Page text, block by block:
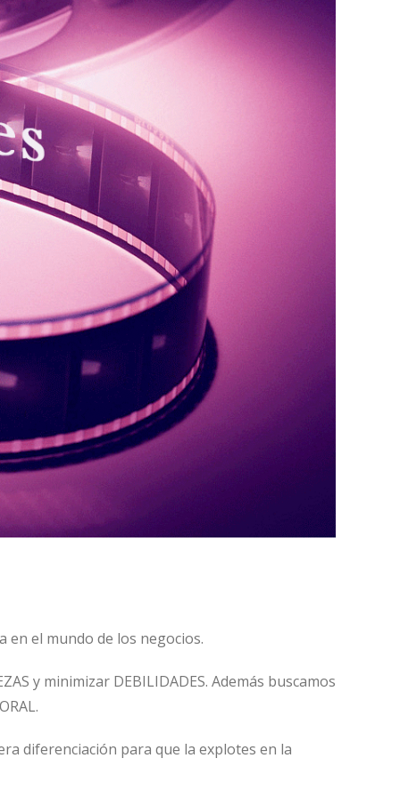
en el mundo de los negocios.
y minimizar DEBILIDADES. Además buscamos
diferenciación para que la explotes en la